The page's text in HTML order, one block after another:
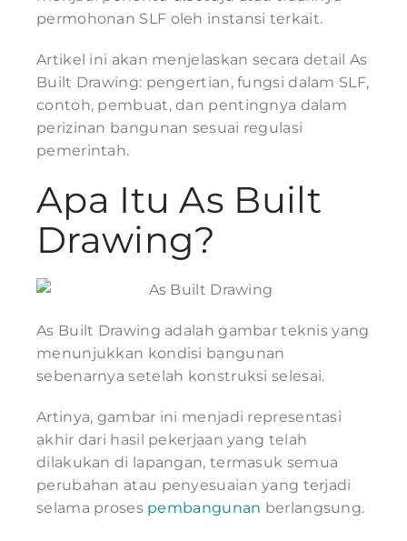
permohonan SLF oleh instansi terkait.
Artikel ini akan menjelaskan secara detail As
Built Drawing: pengertian, fungsi dalam SLF,
contoh, pembuat, dan pentingnya dalam
perizinan bangunan sesuai regulasi
pemerintah.
Apa Itu As Built
Drawing?
As Built Drawing adalah gambar teknis yang
menunjukkan kondisi bangunan
sebenarnya setelah konstruksi selesai.
Artinya, gambar ini menjadi representasi
akhir dari hasil pekerjaan yang telah
dilakukan di lapangan, termasuk semua
perubahan atau penyesuaian yang terjadi
selama proses pembangunan berlangsung.